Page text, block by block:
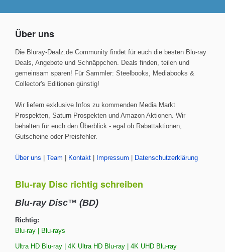
Über uns
Die Bluray-Dealz.de Community findet für euch die besten Blu-ray
Deals, Angebote und Schnäppchen. Deals finden, teilen und
gemeinsam sparen! Für Sammler: Steelbooks, Mediabooks &
Collector's Editionen günstig!
Wir liefern exklusive Infos zu kommenden Media Markt
Prospekten, Saturn Prospekten und Amazon Aktionen. Wir
behalten für euch den Überblick - egal ob Rabattaktionen,
Gutscheine oder Preisfehler.
Über uns Team Kontakt Impressum Datenschutzerklärung
Blu-ray Disc richtig schreiben
Blu-ray Disc™ (BD)
Richtig:
Blu-ray | Blu-rays
Ultra HD Blu-ray | 4K Ultra HD Blu-ray | 4K UHD Blu-ray